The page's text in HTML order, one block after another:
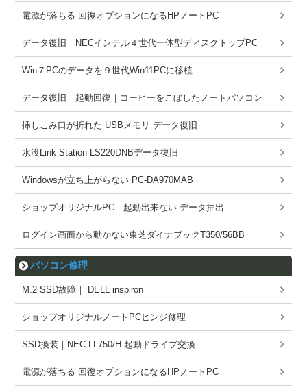
電源が落ちる 回復オプションになるHPノートPC
データ復旧｜NECインテル４世代一体型ディスクトップPC
Win７PCのデータを９世代Win11PCに移植
データ復旧 起動回復｜コーヒーをこぼしたノートパソコン
挿しこみ口が折れた USBメモリ データ復旧
水没Link Station LS220DNBデータ復旧
Windowsが立ち上がらない PC-DA970MAB
ショップオリジナルPC 起動出来ない データ抽出
ログイン画面から動かない東芝ダイナブックT350/56BB
パソコン修理
M.2 SSD故障｜ DELL inspiron
ショップオリジナルノートPCヒンジ修理
SSD換装｜NEC LL750/H 起動ドライブ交換
電源が落ちる 回復オプションになるHPノートPC